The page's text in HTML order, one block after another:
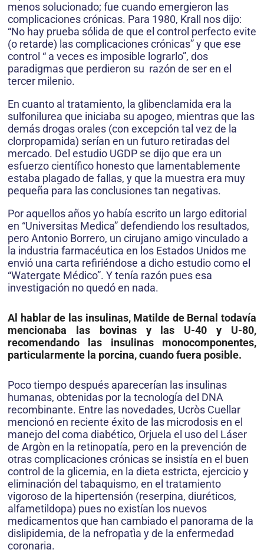
menos solucionado; fue cuando emergieron las
complicaciones crónicas. Para 1980, Krall nos dijo:
“No hay prueba sólida de que el control perfecto evite
(o retarde) las complicaciones crónicas” y que ese
control “ a veces es imposible lograrlo”, dos
paradigmas que perdieron su razón de ser en el
tercer milenio.
En cuanto al tratamiento, la glibenclamida era la
sulfonilurea que iniciaba su apogeo, mientras que las
demás drogas orales (con excepción tal vez de la
clorpropamida) serían en un futuro retiradas del
mercado. Del estudio UGDP se dijo que era un
esfuerzo científico honesto que lamentablemente
estaba plagado de fallas, y que la muestra era muy
pequeña para las conclusiones tan negativas.
Por aquellos años yo había escrito un largo editorial
en “Universitas Medica” defendiendo los resultados,
pero Antonio Borrero, un cirujano amigo vinculado a
la industria farmacéutica en los Estados Unidos me
envió una carta refiriéndose a dicho estudio como el
“Watergate Médico”. Y tenía razón pues esa
investigación no quedó en nada.
Al hablar de las insulinas, Matilde de Bernal todavía
mencionaba las bovinas y las U-40 y U-80,
recomendando las insulinas monocomponentes,
particularmente la porcina, cuando fuera posible.
Poco tiempo después aparecerían las insulinas
humanas, obtenidas por la tecnología del DNA
recombinante. Entre las novedades, Ucròs Cuellar
mencionó en reciente éxito de las microdosis en el
manejo del coma diabético, Orjuela el uso del Láser
de Argòn en la retinopatía, pero en la prevención de
otras complicaciones crónicas se insistía en el buen
control de la glicemia, en la dieta estricta, ejercicio y
eliminación del tabaquismo, en el tratamiento
vigoroso de la hipertensión (reserpina, diuréticos,
alfametildopa) pues no existían los nuevos
medicamentos que han cambiado el panorama de la
dislipidemia, de la nefropatìa y de la enfermedad
coronaria.